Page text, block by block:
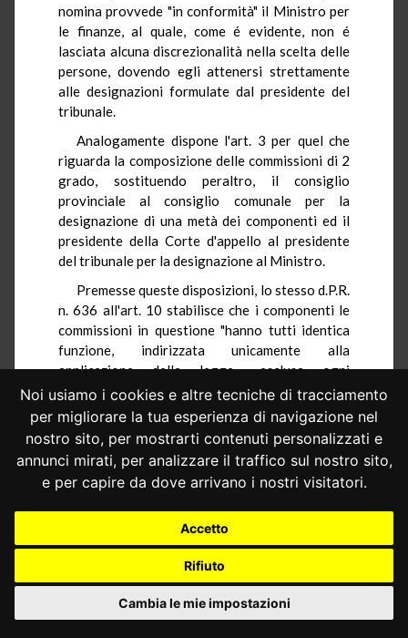
Noi usiamo i cookies e altre tecniche di tracciamento
per migliorare la tua esperienza di navigazione nel
nostro sito, per mostrarti contenuti personalizzati e
annunci mirati, per analizzare il traffico sul nostro sito,
e per capire da dove arrivano i nostri visitatori.
Accetto
Rifiuto
Cambia le mie impostazioni
nomina provvede "in conformità" il Ministro per
le finanze, al quale, come é evidente, non é
lasciata alcuna discrezionalità nella scelta delle
persone, dovendo egli attenersi strettamente
alle designazioni formulate dal presidente del
tribunale.
Analogamente dispone l'art. 3 per quel che
riguarda la composizione delle commissioni di 2
grado, sostituendo peraltro, il consiglio
provinciale al consiglio comunale per la
designazione di una metà dei componenti ed il
presidente della Corte d'appello al presidente
del tribunale per la designazione al Ministro.
Premesse queste disposizioni, lo stesso d.P.R.
n. 636 all'art. 10 stabilisce che i componenti le
commissioni in questione "hanno tutti identica
funzione, indirizzata unicamente alla
applicazione della legge... esclusa ogni
considerazione di interessi territoriali, di
categoria o di parte".
I componenti rimangono in carica a tempo
indeterminato e cessano da essa solo al
compimento del 75 anno di età ovvero per
legge (commi secondo e terzo dell'art. 10).
L'art. 39, infine, dichiara applicabili alle
commissioni tributarie tutte le disposizioni del
libro I del c.p.c. con esclusione soltanto di alcuni
articoli (che qui non interessano) ma comprese le